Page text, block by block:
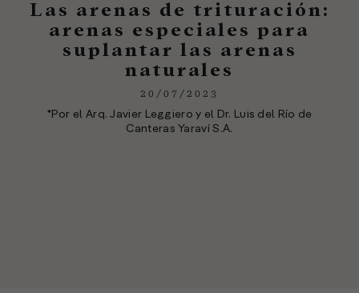
Las arenas de trituración:
arenas especiales para
suplantar las arenas
naturales
20/07/2023
*Por el Arq. Javier Leggiero y el Dr. Luis del Río de
Canteras Yaraví S.A.